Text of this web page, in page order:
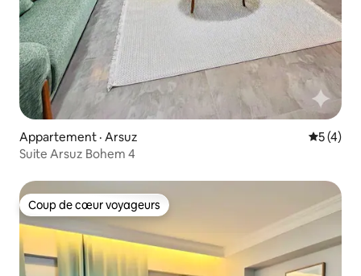
Appartement · Arsuz Note
5 (4)
Suite Arsuz Bohem 4
Coup de cœur voyageurs
Coup de cœur voyageurs